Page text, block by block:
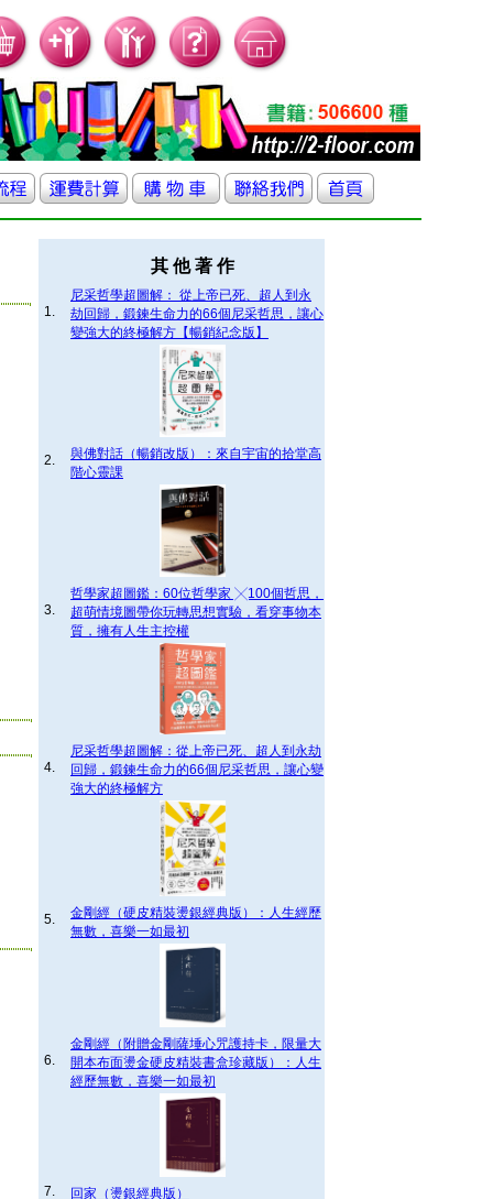
其 他 著 作
1.
尼采哲學超圖解： 從上帝已死、超人到永
劫回歸，鍛鍊生命力的66個尼采哲思，讓心
變強大的終極解方【暢銷紀念版】
2.
與佛對話（暢銷改版）：來自宇宙的拾堂高
階心靈課
3.
哲學家超圖鑑：60位哲學家 ╳100個哲思，
超萌情境圖帶你玩轉思想實驗，看穿事物本
質，擁有人生主控權
4.
尼采哲學超圖解：從上帝已死、超人到永劫
回歸，鍛鍊生命力的66個尼采哲思，讓心變
強大的終極解方
5.
金剛經（硬皮精裝燙銀經典版）：人生經歷
無數，喜樂一如最初
6.
金剛經（附贈金剛薩埵心咒護持卡，限量大
開本布面燙金硬皮精裝書盒珍藏版）：人生
經歷無數，喜樂一如最初
7. 回家（燙銀經典版）